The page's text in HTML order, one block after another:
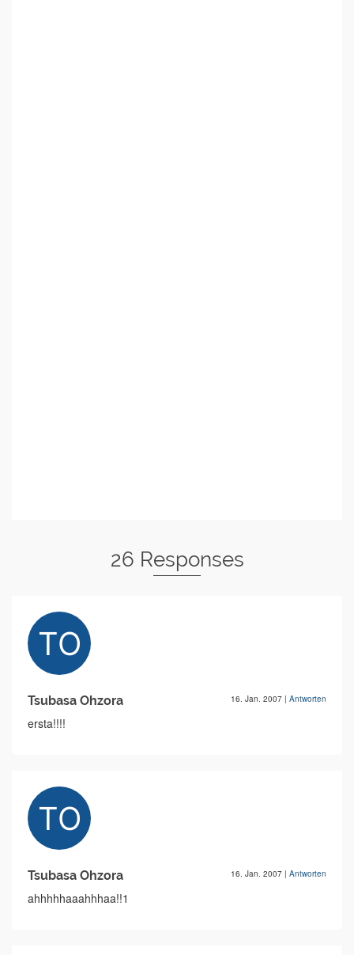
26 Responses
Tsubasa Ohzora 16. Jan. 2007 | Antworten
ersta!!!!
Tsubasa Ohzora 16. Jan. 2007 | Antworten
ahhhhhaaahhhaa!!1